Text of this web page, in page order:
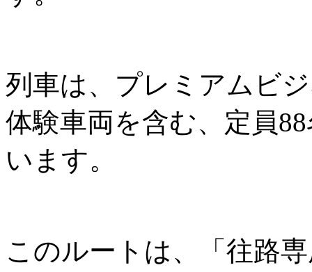
列車は、プレミアムビ
体験車両を含む、定員
います。
このルートは、「往路